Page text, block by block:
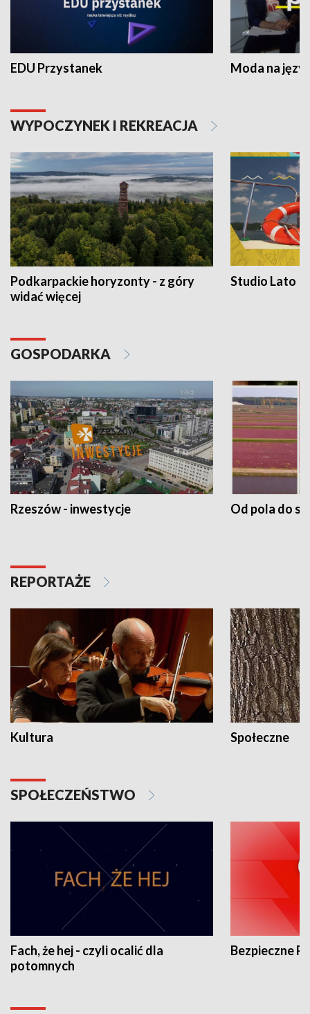
EDU Przystanek Moda na
WYPOCZYNEK I REKREACJA
Podkarpackie horyzonty - z góry
widać więcej
Studio Lato
GOSPODARKA
Rzeszów - inwestycje Od pola do
REPORTAŻE
Kultura Społeczne
SPOŁECZEŃSTWO
Fach, że hej - czyli ocalić dla
potomnych
Bezpieczne